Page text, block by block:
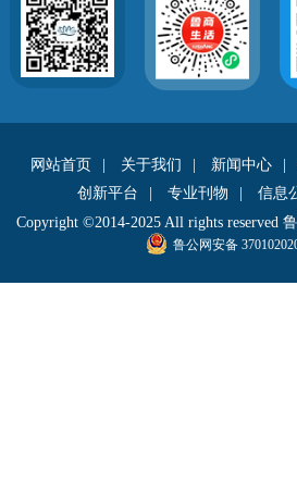
网站首页 关于我们 新闻中心
创新平台
专业刊物 信息
Copyright ©2014-2025 All rights reserved
鲁公网安备